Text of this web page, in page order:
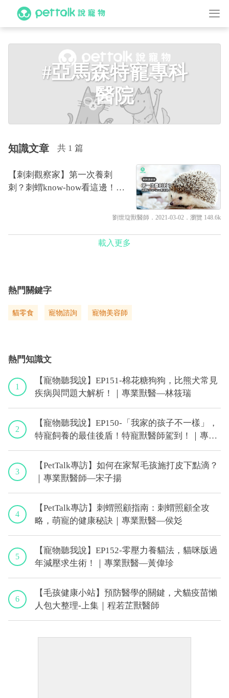
#亞馬森特寵專科
醫院
知識文章 共 1 篇
【刺刺觀察家】第一次養刺
刺？刺蝟know-how看這邊！｜
劉世琁獸醫師 ．2021-03-02． 瀏覽 148.6k
載入更多
熱門關鍵字
貓零食 寵物諮詢 寵物美容師
熱門知識文
1
【寵物聽我說】EP151-棉花糖狗狗，比熊犬常見
疾病與問題大解析！｜專業獸醫—林筱瑞
2
【寵物聽我說】EP150-「我家的孩子不一樣」，
特寵飼養的最佳後盾！特寵獸醫師駕到！｜專業
獸醫—侯彣
3
【PetTalk專訪】如何在家幫毛孩施打皮下點滴？
｜專業獸醫師—宋子揚
4
【PetTalk專訪】刺蝟照顧指南：刺蝟照顧全攻
略，萌寵的健康秘訣｜專業獸醫—侯彣
5
【寵物聽我說】EP152-零壓力養貓法，貓咪版過
年減壓求生術！｜專業獸醫—黃偉珍
6
【毛孩健康小站】預防醫學的關鍵，犬貓疫苗懶
人包大整理-上集｜程若芷獸醫師